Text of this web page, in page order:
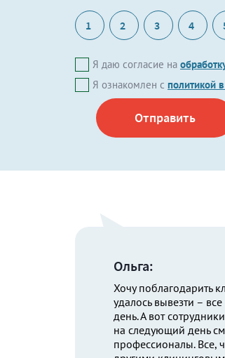
1 2 3 4
Я даю согласие на
Я ознакомлен с политикой
Ольга:
Хочу поблагодарить
удалось вывезти –
день. А вот
на следующий день
профессионалы. Все,